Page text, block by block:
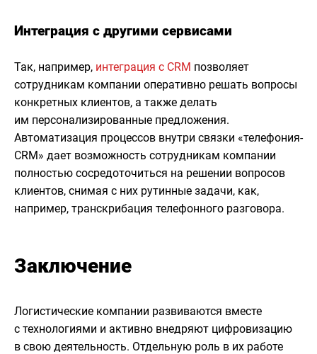
Интеграция с другими сервисами
Так, например, интеграция с CRM позволяет
сотрудникам компании оперативно решать вопросы
конкретных клиентов, а также делать
им персонализированные предложения.
Автоматизация процессов внутри связки «телефония-
CRM» дает возможность сотрудникам компании
полностью сосредоточиться на решении вопросов
клиентов, снимая с них рутинные задачи, как,
например, транскрибация телефонного разговора.
Заключение
Логистические компании развиваются вместе
с технологиями и активно внедряют цифровизацию
в свою деятельность. Отдельную роль в их работе